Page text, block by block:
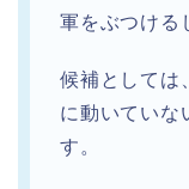
軍をぶつける
候補としては
に動いていな
す。